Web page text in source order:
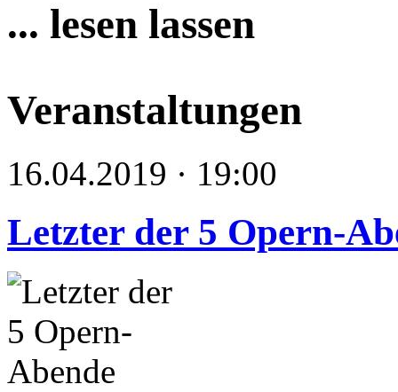
... lesen lassen
Veranstaltungen
16.04.2019 · 19:00
Letzter der 5 Opern-